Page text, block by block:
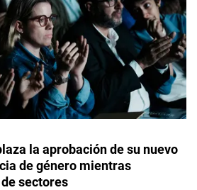
la aprobación de su nuevo
de género mientras
sectores